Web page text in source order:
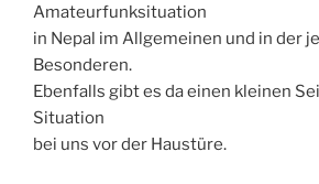
Amateurfunksituation
in Nepal im Allgemeinen und in der
Besonderen.
Ebenfalls gibt es da einen kleinen
Situation
bei uns vor der Haustüre.